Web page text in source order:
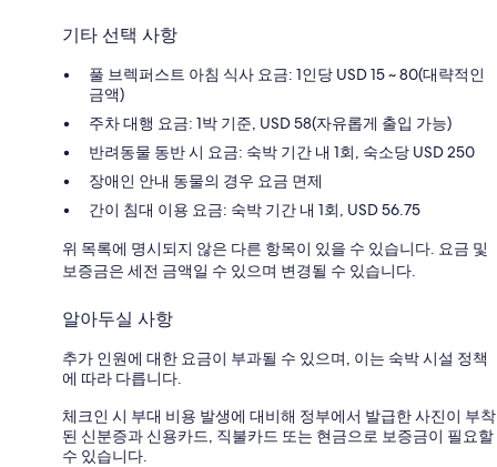
기타 선택 사항
풀 브렉퍼스트 아침 식사 요금: 1인당 USD 15 ~ 80(대략적인
금액)
주차 대행 요금: 1박 기준, USD 58(자유롭게 출입 가능)
반려동물 동반 시 요금: 숙박 기간 내 1회, 숙소당 USD 250
장애인 안내 동물의 경우 요금 면제
간이 침대 이용 요금: 숙박 기간 내 1회, USD 56.75
위 목록에 명시되지 않은 다른 항목이 있을 수 있습니다. 요금 및
보증금은 세전 금액일 수 있으며 변경될 수 있습니다.
알아두실 사항
추가 인원에 대한 요금이 부과될 수 있으며, 이는 숙박 시설 정책
에 따라 다릅니다.
체크인 시 부대 비용 발생에 대비해 정부에서 발급한 사진이 부착
된 신분증과 신용카드, 직불카드 또는 현금으로 보증금이 필요할
수 있습니다.